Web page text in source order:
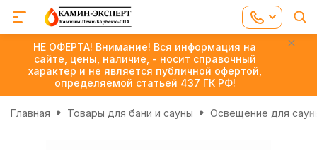
НЕ ОФЕРТА! Внимание! Вся информация на
сайте, цены, наличие, - носит справочный
характер и не является публичной офертой,
определяемой статьей 437 ГК РФ!
Главная Товары для бани и сауны Освещение для